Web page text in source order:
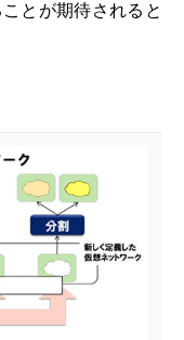
とが期待されると